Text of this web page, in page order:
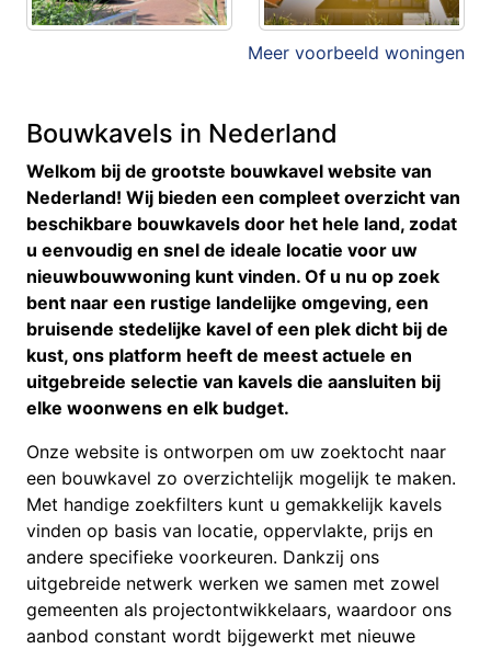
Meer voorbeeld woningen
Bouwkavels in Nederland
Welkom bij de grootste bouwkavel website van
Nederland! Wij bieden een compleet overzicht van
beschikbare bouwkavels door het hele land, zodat
u eenvoudig en snel de ideale locatie voor uw
nieuwbouwwoning kunt vinden. Of u nu op zoek
bent naar een rustige landelijke omgeving, een
bruisende stedelijke kavel of een plek dicht bij de
kust, ons platform heeft de meest actuele en
uitgebreide selectie van kavels die aansluiten bij
elke woonwens en elk budget.
Onze website is ontworpen om uw zoektocht naar
een bouwkavel zo overzichtelijk mogelijk te maken.
Met handige zoekfilters kunt u gemakkelijk kavels
vinden op basis van locatie, oppervlakte, prijs en
andere specifieke voorkeuren. Dankzij ons
uitgebreide netwerk werken we samen met zowel
gemeenten als projectontwikkelaars, waardoor ons
aanbod constant wordt bijgewerkt met nieuwe